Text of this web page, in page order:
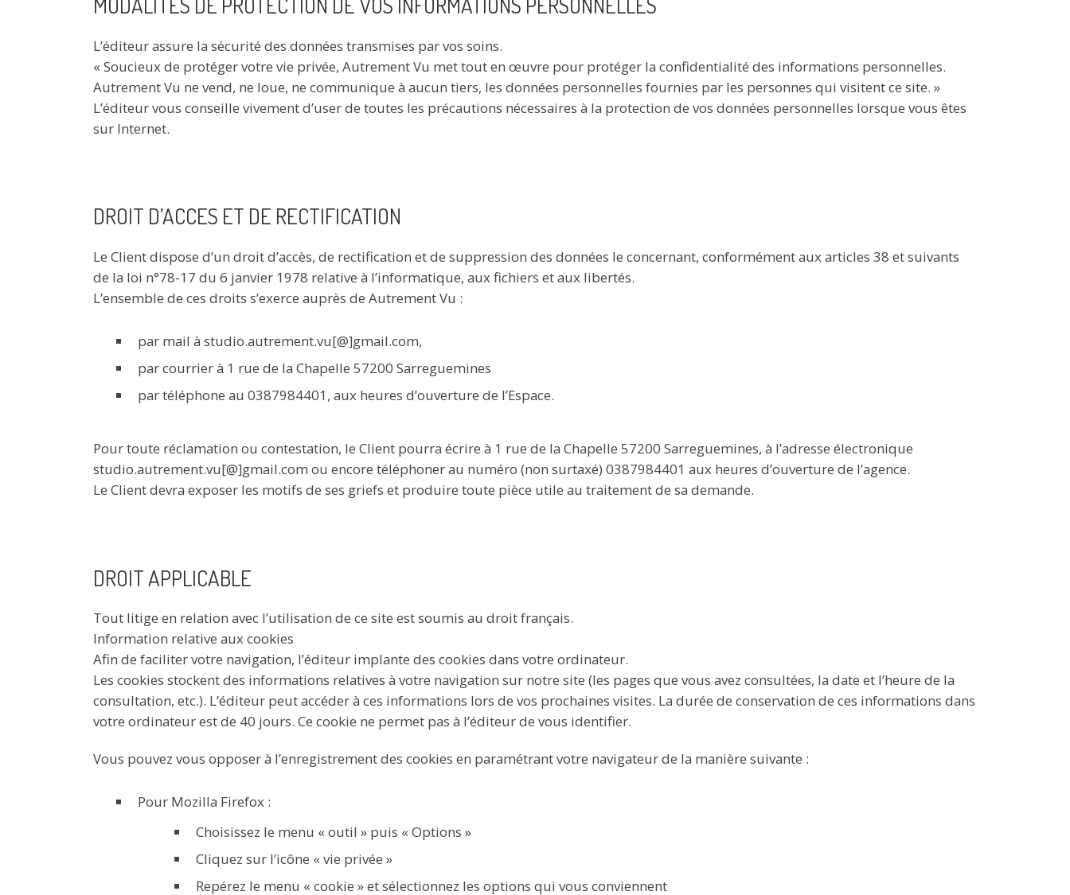
L’éditeur assure la sécurité des données transmises par vos soins.
« Soucieux de protéger votre vie privée, Autrement Vu met tout en œuvre pour protéger la confidentialité des informations personnelles.
Autrement Vu ne vend, ne loue, ne communique à aucun tiers, les données personnelles fournies par les personnes qui visitent ce site. »
L’éditeur vous conseille vivement d’user de toutes les précautions nécessaires à la protection de vos données personnelles lorsque vous êtes
sur Internet.
DROIT D’ACCES ET DE RECTIFICATION
Le Client dispose d’un droit d’accès, de rectification et de suppression des données le concernant, conformément aux articles 38 et suivants
de la loi n°78-17 du 6 janvier 1978 relative à l’informatique, aux fichiers et aux libertés.
L’ensemble de ces droits s’exerce auprès de Autrement Vu :
par mail à studio.autrement.vu[@]gmail.com,
par courrier à 1 rue de la Chapelle 57200 Sarreguemines
par téléphone au 0387984401, aux heures d’ouverture de l’Espace.
Pour toute réclamation ou contestation, le Client pourra écrire à 1 rue de la Chapelle 57200 Sarreguemines, à l’adresse électronique
studio.autrement.vu[@]gmail.com ou encore téléphoner au numéro (non surtaxé) 0387984401 aux heures d’ouverture de l’agence.
Le Client devra exposer les motifs de ses griefs et produire toute pièce utile au traitement de sa demande.
DROIT APPLICABLE
Tout litige en relation avec l’utilisation de ce site est soumis au droit français.
Information relative aux cookies
Afin de faciliter votre navigation, l’éditeur implante des cookies dans votre ordinateur.
Les cookies stockent des informations relatives à votre navigation sur notre site (les pages que vous avez consultées, la date et l’heure de la
consultation, etc.). L’éditeur peut accéder à ces informations lors de vos prochaines visites. La durée de conservation de ces informations dans
votre ordinateur est de 40 jours. Ce cookie ne permet pas à l’éditeur de vous identifier.
Vous pouvez vous opposer à l’enregistrement des cookies en paramétrant votre navigateur de la manière suivante :
Pour Mozilla Firefox :
Choisissez le menu « outil » puis « Options »
Cliquez sur l’icône « vie privée »
Repérez le menu « cookie » et sélectionnez les options qui vous conviennent